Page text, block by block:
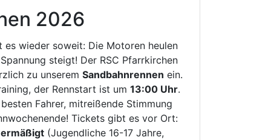
2026
wieder soweit: Die Motoren heulen
steigt! Der RSC Pfarrkirchen
zu unserem Sandbahnrennen ein.
der Rennstart ist um 13:00 Uhr.
Fahrer, mitreißende Stimmung
Tickets gibt es vor Ort:
(Jugendliche 16-17 Jahre,